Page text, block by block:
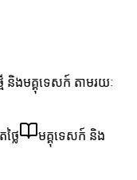
ងមគ្គុទេសក៍ តាមរយៈ
លៃ
មគ្គុទេសក៍ និង